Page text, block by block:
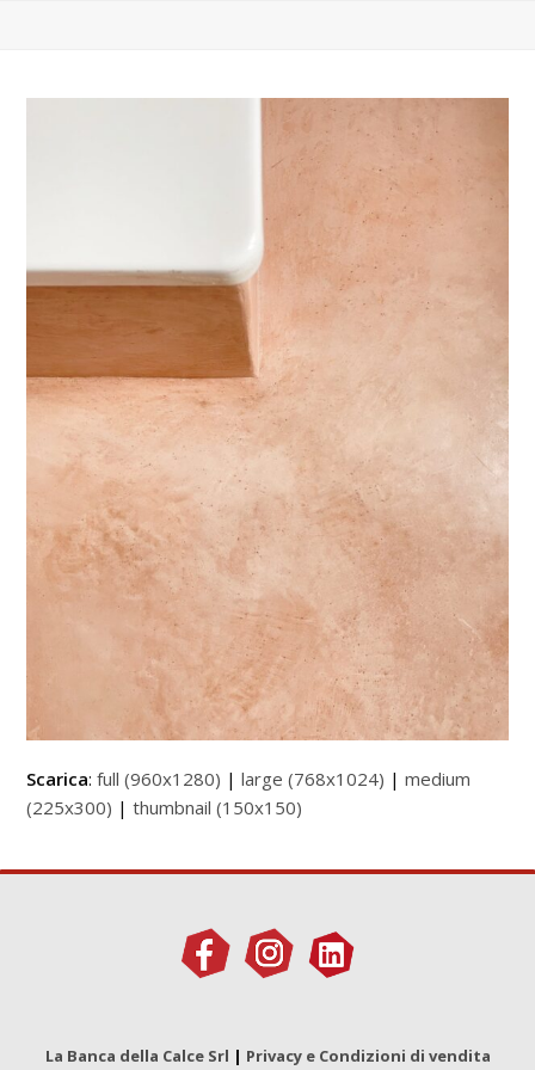
Scarica:full (960x1280) |large (768x1024) |medium
(225x300) |thumbnail (150x150)
La Banca della Calce Srl | Privacy e Condizioni di vendita